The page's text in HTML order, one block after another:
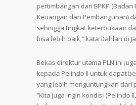
pertimbangan dari BPKP (Badan
Keuangan dan Pembangunan)
sehingga tingkat keterbukaan
bisa lebih baik,” kata Dahlan di
Bekas direktur utama PLN ini
kepada Pelindo II untuk dapat
yang lebih menguntungkan dari
“Kita juga ingin kondisi (Pelindo